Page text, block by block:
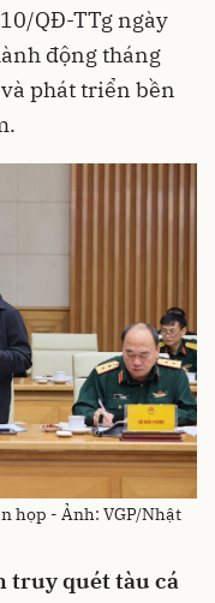
QĐ-TTg ngày
động tháng
phát triển bền
họp - Ảnh: VGP/Nhật
truy quét tàu cá